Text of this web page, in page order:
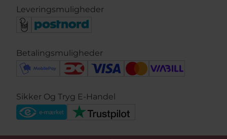
Leveringsmuligheder
Betalingsmuligheder
Sikker Og Tryg E-Handel